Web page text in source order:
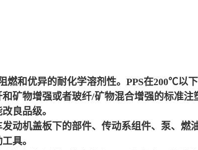
燃和优异的耐化学溶剂性。PPS在200℃以
矿物增强或者玻纤/矿物混合增强的标准
良品级。
机盖板下的部件、传动系组件、泵、燃
具。